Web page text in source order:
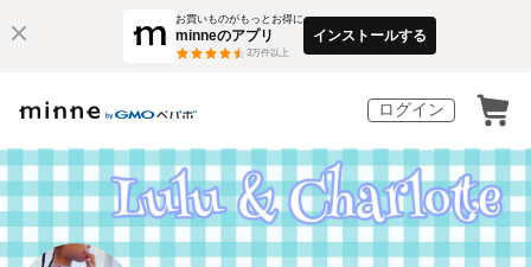
お買いものがもっとお得に
minneのアプリ
3万件以上
インストールする
ログイン